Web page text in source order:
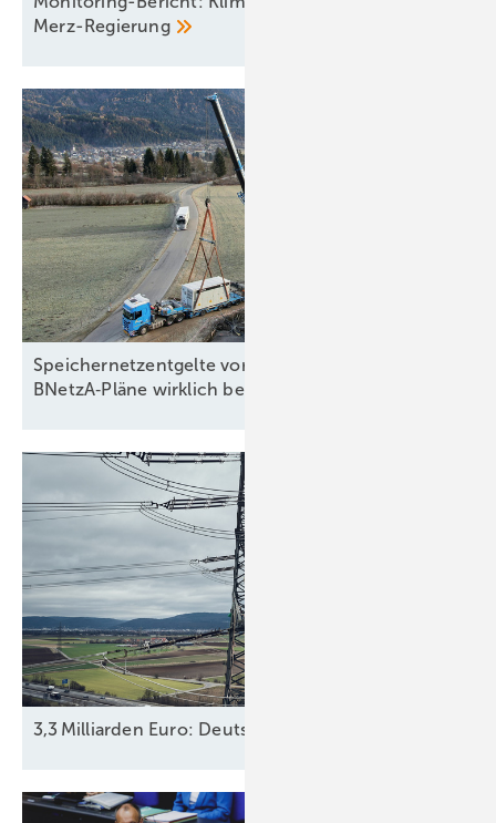
Merz-Regierung
Speichernetzentgelte vor dem Umbruch: Was die
BNetzA‑Pläne wirklich bedeuten
3,3 Milliarden Euro: Deutschland steigt mit 25,1